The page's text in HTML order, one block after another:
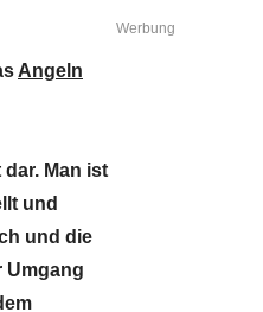
Angeln
Man ist
und
und die
Umgang
Werbung